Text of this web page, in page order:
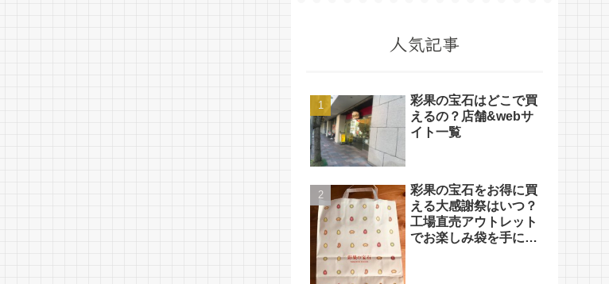
人気記事
彩果の宝石はどこで買
えるの？店舗&webサ
イト一覧
彩果の宝石をお得に買
える大感謝祭はいつ？
工場直売アウトレット
でお楽しみ袋を手に入